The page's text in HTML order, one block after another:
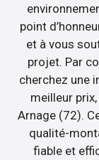
point
et à vous
projet. Par
cherchez une
meilleur
Arnage (72).
qualité-
fiable et